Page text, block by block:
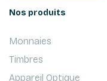
Nos produits
Monnaies
Timbres
Appareil Optique